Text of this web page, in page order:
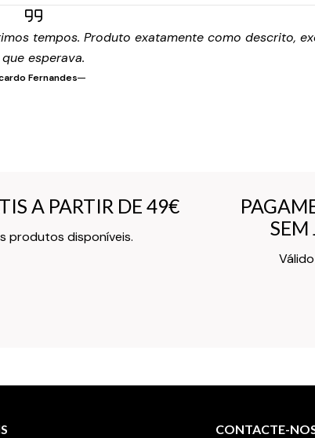
tempos. Produto exatamente como descrito,
esperava.
Fernandes
A PARTIR DE 49€
produtos disponíveis.
A PARTIR DE 49€
do Cartão de Informação
SEM
SEM
Texto
CONTACTE-